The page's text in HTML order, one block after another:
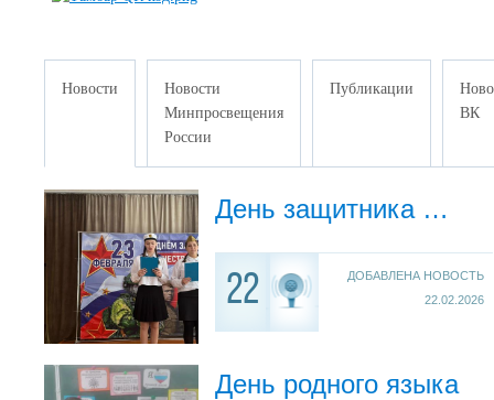
Новости
Новости
Минпросвещения
России
Публикации
ВК
День защитника Отечества
22
ДОБАВЛЕНА НОВОСТЬ
22.02.2026
День родного языка